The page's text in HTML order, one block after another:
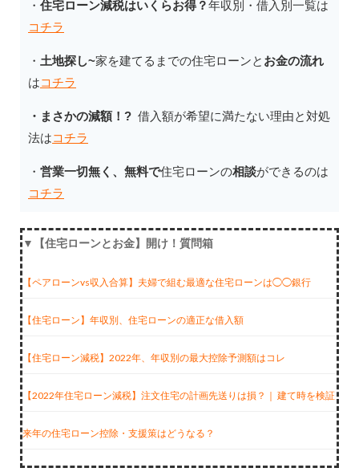
・ 住宅ローン減税はいくらお得？年収別・借入別一覧は
コチラ
・ 土地探し~家を建てるまでの住宅ローンと お金の流れ
はコチラ
・まさかの減額！? 借入額が希望に満たない理由と対処
法はコチラ
・ 営業一切無く、無料で住宅ローンの相談ができるのは
コチラ
▼【住宅ローンとお金】開け！質問箱
【ペアローンvs収入合算】夫婦で組む最適な住宅ローンは◯◯銀行
【住宅ローン】年収別、住宅ローンの適正な借入額
【住宅ローン減税】2022年、年収別の最大控除予測額はコレ
【2022年住宅ローン減税】注文住宅の計画先送りは損？｜ 建て時を検証
来年の住宅ローン控除・支援策はどうなる？